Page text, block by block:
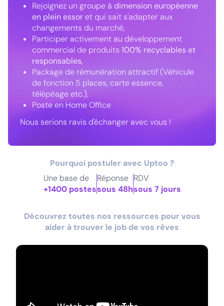
Rejoignez un groupe à dimension européenne
en plein essoret qui sait s'adapter aux
changements du marché,
Participer activement au développement
commercial de produits 100% recyclables et
responsables,
Package de rémunération attractif (Véhicule
de fonction 5 places, carte essence,
télépéage etc.),
Poste en Home Office
Nous serions ravis d'échanger avec vous !
Pourquoi postuler avec Uptoo ?
Une base de
+1400 postes
Réponse
sous 48h
RDV
sous 7 jours
Découvrez toutes nos ressources pour vous
aider à trouver le job de vos rêves